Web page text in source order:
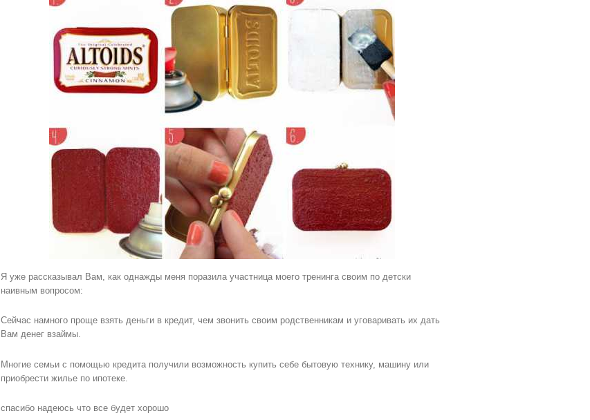
Я уже рассказывал Вам, как однажды меня поразила участница моего тренинга своим по детски
наивным вопросом:
Сейчас намного проще взять деньги в кредит, чем звонить своим родственникам и уговаривать их дать
Вам денег взаймы.
Многие семьи с помощью кредита получили возможность купить себе бытовую технику, машину или
приобрести жилье по ипотеке.
спасибо надеюсь что все бyдет хорошо